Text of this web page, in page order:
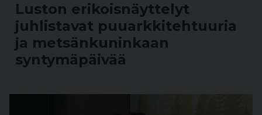
Luston erikoisnäyttelyt
juhlistavat puuarkkitehtuuria
ja metsänkuninkaan
syntymäpäivää